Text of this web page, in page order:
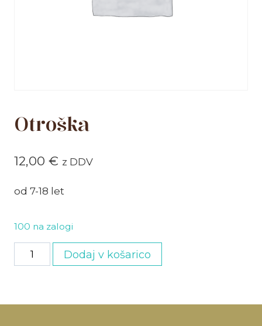
Otroška
12,00 € z DDV
od 7-18 let
100 na zalogi
Otroška
količina
Dodaj v košarico